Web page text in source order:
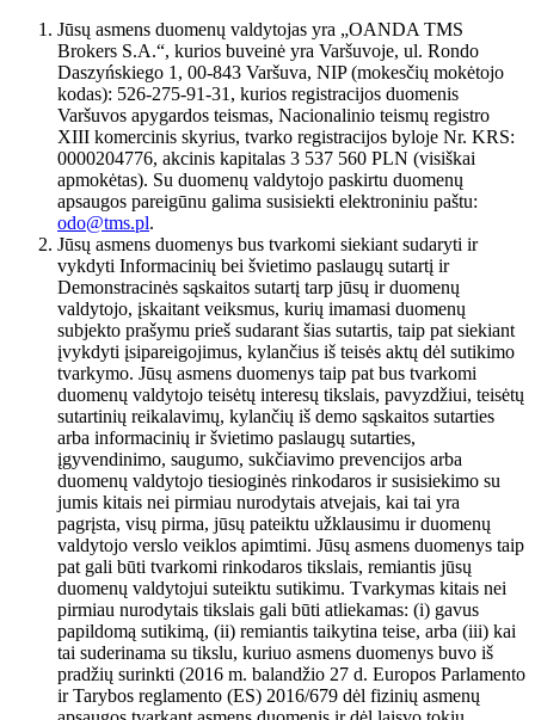
Jūsų asmens duomenų valdytojas yra „OANDA TMS
Brokers S.A.“, kurios buveinė yra Varšuvoje, ul. Rondo
Daszyńskiego 1, 00-843 Varšuva, NIP (mokesčių mokėtojo
kodas): 526-275-91-31, kurios registracijos duomenis
Varšuvos apygardos teismas, Nacionalinio teismų registro
XIII komercinis skyrius, tvarko registracijos byloje Nr. KRS:
0000204776, akcinis kapitalas 3 537 560 PLN (visiškai
apmokėtas). Su duomenų valdytojo paskirtu duomenų
apsaugos pareigūnu galima susisiekti elektroniniu paštu:
odo@tms.pl.
Jūsų asmens duomenys bus tvarkomi siekiant sudaryti ir
vykdyti Informacinių bei švietimo paslaugų sutartį ir
Demonstracinės sąskaitos sutartį tarp jūsų ir duomenų
valdytojo, įskaitant veiksmus, kurių imamasi duomenų
subjekto prašymu prieš sudarant šias sutartis, taip pat siekiant
įvykdyti įsipareigojimus, kylančius iš teisės aktų dėl sutikimo
tvarkymo. Jūsų asmens duomenys taip pat bus tvarkomi
duomenų valdytojo teisėtų interesų tikslais, pavyzdžiui, teisėtų
sutartinių reikalavimų, kylančių iš demo sąskaitos sutarties
arba informacinių ir švietimo paslaugų sutarties,
įgyvendinimo, saugumo, sukčiavimo prevencijos arba
duomenų valdytojo tiesioginės rinkodaros ir susisiekimo su
jumis kitais nei pirmiau nurodytais atvejais, kai tai yra
pagrįsta, visų pirma, jūsų pateiktu užklausimu ir duomenų
valdytojo verslo veiklos apimtimi. Jūsų asmens duomenys taip
pat gali būti tvarkomi rinkodaros tikslais, remiantis jūsų
duomenų valdytojui suteiktu sutikimu. Tvarkymas kitais nei
pirmiau nurodytais tikslais gali būti atliekamas: (i) gavus
papildomą sutikimą, (ii) remiantis taikytina teise, arba (iii) kai
tai suderinama su tikslu, kuriuo asmens duomenys buvo iš
pradžių surinkti (2016 m. balandžio 27 d. Europos Parlamento
ir Tarybos reglamento (ES) 2016/679 dėl fizinių asmenų